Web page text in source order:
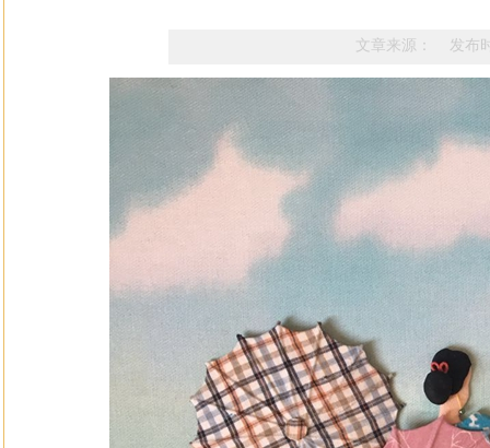
文章来源： 发布